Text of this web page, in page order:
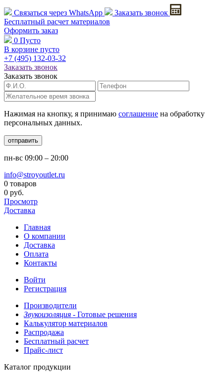
Связаться через WhatsApp
Заказать звонок
Бесплатный расчет материалов
Оформить заказ
0 Пусто
В корзине пусто
+7 (495) 132-03-32
Заказать звонок
Заказать звонок
Нажимая на кнопку, я принимаю соглашение на обработку
персональных данных.
отправить
пн-вс 09:00 – 20:00
info@stroyoutlet.ru
0 товаров
0 руб.
Просмотр
Доставка
Главная
О компании
Доставка
Оплата
Контакты
Войти
Регистрация
Производители
Звукоизоляция - Готовые решения
Калькулятор материалов
Распродажа
Бесплатный расчет
Прайс-лист
Каталог продукции